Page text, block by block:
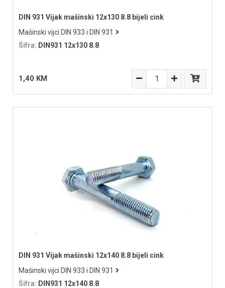
DIN 931 Vijak mašinski 12x130 8.8 bijeli cink
Mašinski vijci DIN 933 i DIN 931
Šifra: DIN931 12x130 8.8
1,40 KM
DIN 931 Vijak mašinski 12x140 8.8 bijeli cink
Mašinski vijci DIN 933 i DIN 931
Šifra: DIN931 12x140 8.8